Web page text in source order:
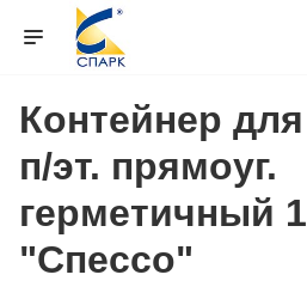
Контейнер
п/эт. прямоуг.
герметичный
"Спессо"